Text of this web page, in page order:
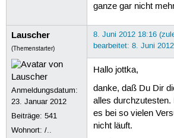
ganze gar nicht
Lauscher
(Themenstarter)
Anmeldungsdatum:
23. Januar 2012
Beiträge:541
Wohnort: /..
8. Juni 2012 18:16
bearbeitet: 8. Juni
Hallo jottka,
danke, daß Du Dir
alles
es bei so vielen
nicht läuft.